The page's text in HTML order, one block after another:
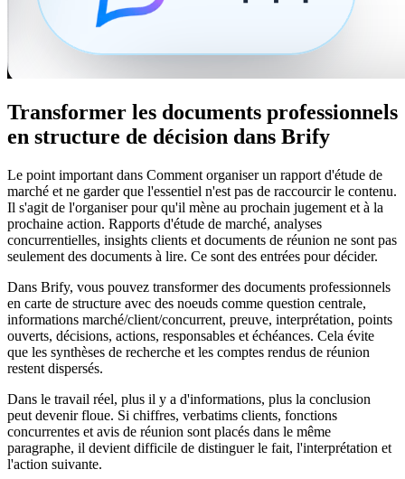
Transformer les documents professionnels
en structure de décision dans Brify
Le point important dans Comment organiser un rapport d'étude de
marché et ne garder que l'essentiel n'est pas de raccourcir le contenu.
Il s'agit de l'organiser pour qu'il mène au prochain jugement et à la
prochaine action. Rapports d'étude de marché, analyses
concurrentielles, insights clients et documents de réunion ne sont pas
seulement des documents à lire. Ce sont des entrées pour décider.
Dans Brify, vous pouvez transformer des documents professionnels
en carte de structure avec des noeuds comme question centrale,
informations marché/client/concurrent, preuve, interprétation, points
ouverts, décisions, actions, responsables et échéances. Cela évite
que les synthèses de recherche et les comptes rendus de réunion
restent dispersés.
Dans le travail réel, plus il y a d'informations, plus la conclusion
peut devenir floue. Si chiffres, verbatims clients, fonctions
concurrentes et avis de réunion sont placés dans le même
paragraphe, il devient difficile de distinguer le fait, l'interprétation et
l'action suivante.